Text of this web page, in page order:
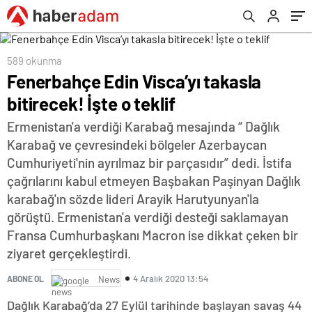
589 okunma
Fenerbahçe Edin Visca’yı takasla
bitirecek! İşte o teklif
Ermenistan'a verdiği Karabağ mesajında “ Dağlık
Karabağ ve çevresindeki bölgeler Azerbaycan
Cumhuriyeti'nin ayrılmaz bir parçasıdır” dedi. İstifa
çağrılarını kabul etmeyen Başbakan Paşinyan Dağlık
karabağ'ın sözde lideri Arayik Harutyunyan'la
görüştü. Ermenistan'a verdiği desteği saklamayan
Fransa Cumhurbaşkanı Macron ise dikkat çeken bir
ziyaret gerçekleştirdi.
ABONE OL News 4 Aralık 2020 13:54
Dağlık Karabağ’da 27 Eylül tarihinde başlayan savaş 44